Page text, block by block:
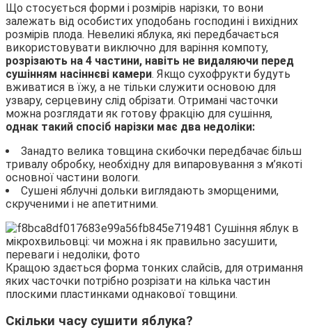
Що стосується форми і розмірів нарізки, то вони
залежать від особистих уподобань господині і вихідних
розмірів плода. Невеликі яблука, які передбачається
використовувати виключно для варіння компоту,
розрізають на 4 частини, навіть не видаляючи перед
сушінням насіннєві камери. Якщо сухофрукти будуть
вживатися в їжу, а не тільки служити основою для
узвару, серцевину слід обрізати. Отримані часточки
можна розглядати як готову фракцію для сушіння,
однак такий спосіб нарізки має два недоліки:
Занадто велика товщина скибочки передбачає більш
тривалу обробку, необхідну для випаровування з м’якоті
основної частини вологи.
Сушені яблучні дольки виглядають зморщеними,
скрученими і не апетитними.
Кращою здається форма тонких слайсів, для отримання
яких часточки потрібно розрізати на кілька частин
плоскими пластинками однакової товщини.
Скільки часу сушити яблука?